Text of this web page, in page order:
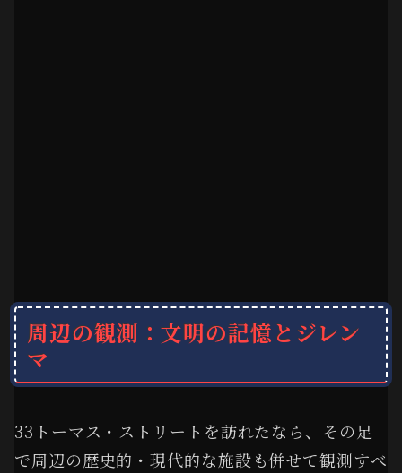
周辺の観測：文明の記憶とジレン
マ
33トーマス・ストリートを訪れたなら、その足
で周辺の歴史的・現代的な施設も併せて観測すべ